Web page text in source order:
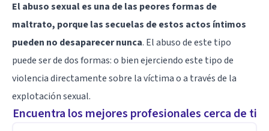
El abuso sexual es una de las peores formas de
maltrato, porque las secuelas de estos actos íntimos
pueden no desaparecer nunca. El abuso de este tipo
puede ser de dos formas: o bien ejerciendo este tipo de
violencia directamente sobre la víctima o a través de la
explotación sexual.
Encuentra los mejores profesionales cerca de ti